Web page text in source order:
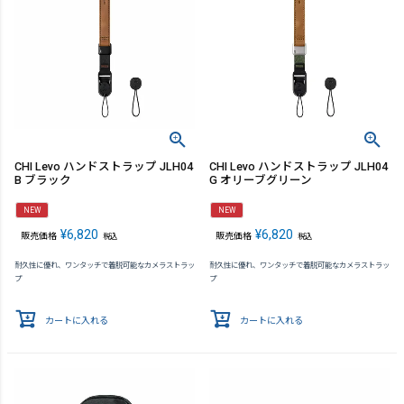
CHI Levo ハンドストラップ JLH04
B ブラック
NEW
販売価格 ¥6,820 税込
耐久性に優れ、ワンタッチで着脱可能なカメラストラッ
プ
カートに入れる
CHI Levo ハンドストラップ JLH04
G オリーブグリーン
NEW
販売価格 ¥6,820 税込
耐久性に優れ、ワンタッチで着脱可能なカメラストラッ
プ
カートに入れる